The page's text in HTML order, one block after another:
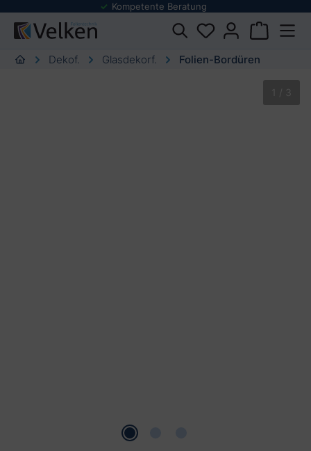
springen
Kompetente Beratung
Dekof. Glasdekorf. Folien-Bordüren
1 / 3